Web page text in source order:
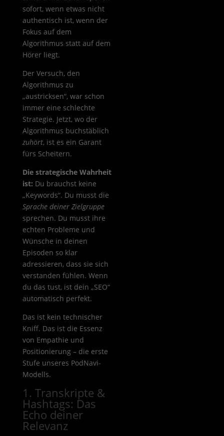
sofort, wenn etwas nicht
authentisch ist, wenn der
Fokus auf dem
Algorithmus statt auf dem
Hörer liegt.
Der Versuch, den
Algorithmus zu
„austricksen“, war schon
immer eine schlechte
Strategie. Jetzt, wo der
Algorithmus buchstäblich
zuhört, ist es ein Garant
fürs Scheitern.
Die strategische Wahrheit
ist: Du brauchst keine
„Keywords“. Du musst die
Sprache deiner Zielgruppe
sprechen. Du musst ihre
echten Probleme und
Wünsche in deinen
Episoden so klar
adressieren, dass sie sich
verstanden fühlen. Wenn
du das tust, ist dein „SEO“
automatisch perfekt.
Das ist kein technischer
Kniff. Das ist die Essenz
von Empathie und
Positionierung – die erste
Stufe unseres PodNavi-
Modells.
1. Transkripte &
Hashtags: Das
Echo deiner
Relevanz